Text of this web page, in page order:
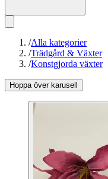
/Alla kategorier
/Trädgård & Växter
/Konstgjorda växter
Hoppa över karusell